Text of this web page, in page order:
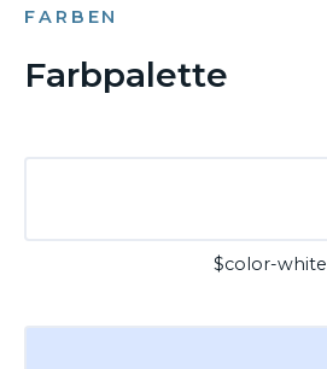
FARBEN
Farbpalette
$color-white